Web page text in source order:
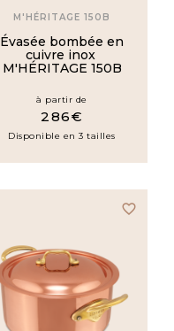
M'HÉRITAGE 150B
Évasée bombée en
cuivre inox
M'HÉRITAGE 150B
à partir de
286€
Disponible en 3 tailles
favorite_border